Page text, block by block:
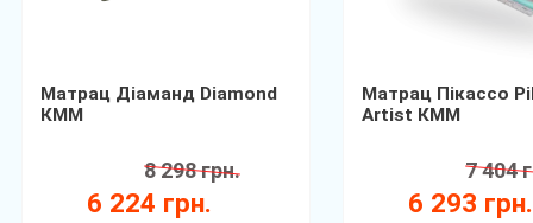
Матрац Діаманд Diamond
КММ
6 224 грн.
8 298 грн.
Матрац Пікассо
Artist КММ
6 293
7 404